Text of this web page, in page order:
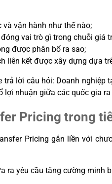
vận hành như thế nào;
vai trò gì trong chuỗi giá
được phân bổ ra sao;
liên kết được xây dựng dựa
trả lời câu hỏi: Doanh
lợi nhuận giữa các quốc gia ra
Pricing trong
Pricing gắn liền với
ra yêu cầu tăng cường